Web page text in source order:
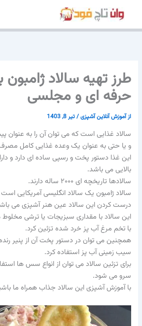
محتوا
طرز تهیه سالاد
حرفه ای و مجلسی
ازآموزش آنلاین آشپزی/تیر 8, 1403
سالاد غذایی است که می توان آن را به عنوان
و یا حتی به عنوان یک وعده غذایی کامل
این غذا دستور پخت و رسپی ساده ای دارد و
بالایی می باشد.
سالادها تاریخچه ای ۲۰۰۰ ساله دارند.
سالاد ژامبون یک سالاد انگلیسی آمریکایی
درست کردن این سالاد عین هنر آشپزی می
این سالاد با مقداری سبزیجات یا ترشی
با تخم مرغ آب پز خرد شده تزئین کرد.
همچنین می توان در دستور پخت آن از پنیر
سیب زمینی آب پز استفاده کرد.
برای تزئین سالاد می توان از انواع سس ها
سرو می شود.
با آموزش آشپزی این سالاد جذاب همراه ما